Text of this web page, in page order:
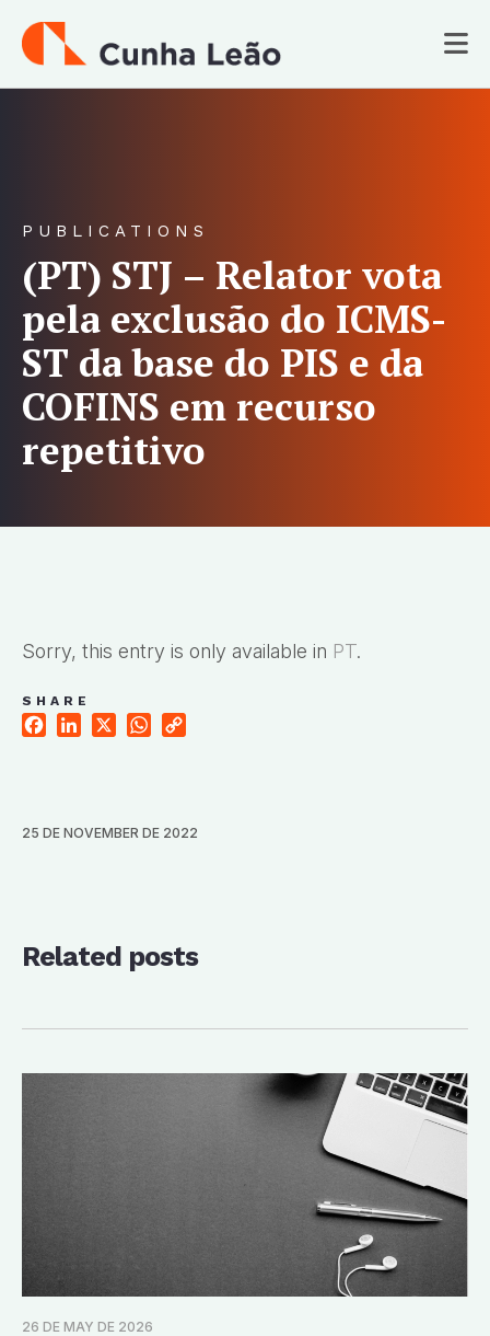
PUBLICATIONS
(PT) STJ – Relator vota
pela exclusão do ICMS-
ST da base do PIS e da
COFINS em recurso
repetitivo
Sorry, this entry is only available in PT.
SHARE
FacebookLinkedIn WhatsApp
25 DE NOVEMBER DE 2022
Related posts
26 DE MAY DE 2026